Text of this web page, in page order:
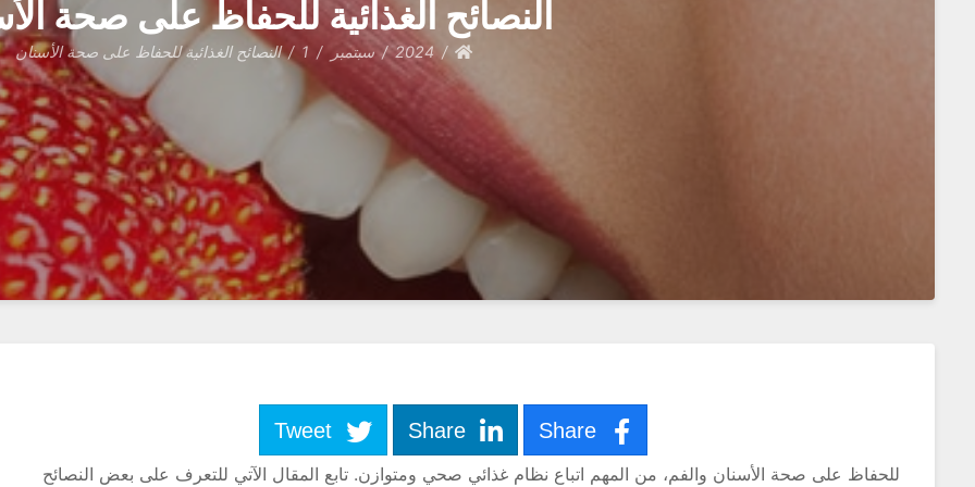
النصائح الغذائية للحفاظ على صحة
2024 سبتمبر 1 النصائح الغذائية للحفاظ على صحة الأسنان
Share
Share
Tweet
للحفاظ على صحة الأسنان والفم، من المهم اتباع نظام غذائي صحي ومتوازن. تابع المقال الآتي للتعرف على بعض النصائح